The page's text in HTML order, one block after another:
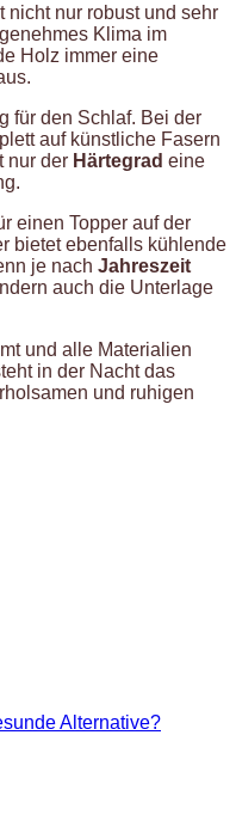
nicht nur robust und sehr
Klima im
Holz immer eine
für den Schlaf. Bei der
auf künstliche Fasern
nur der Härtegrad eine
einen Topper auf der
bietet ebenfalls kühlende
je nach Jahreszeit
auch die Unterlage
und alle Materialien
in der Nacht das
und ruhigen
Alternative?